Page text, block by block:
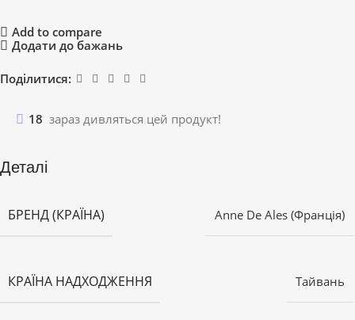
Add to compare
Додати до бажань
Поділитися:
18 зараз дивляться цей продукт!
Деталі
БРЕНД (КРАЇНА) Anne De Ales (Франція)
КРАЇНА НАДХОДЖЕННЯ Тайвань